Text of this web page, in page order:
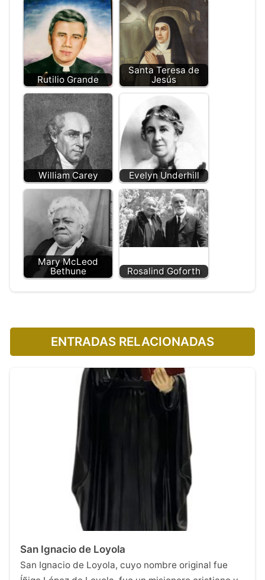
Rutilio Grande
Santa Teresa de
Jesús
William Carey Evelyn Underhill
Mary McLeod
Bethune
Rosalind Goforth
ENTRADAS RELACIONADAS
San Ignacio de Loyola
San Ignacio de Loyola, cuyo nombre original fue